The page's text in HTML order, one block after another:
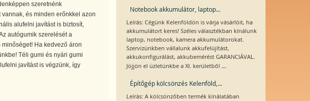
szeretnénk
és minden erőnkkel azon
alufelni javítást is biztosít,
autógumik szerelését a
Ha kedvező áron
Téli gumi és nyári gumi
javítást is végzünk, így
Notebook akkumulátor, laptop...
Leírás: Cégünk Kelenföldön is várja vásárlóit, ha
akkumulátort keres! Széles választékban kínálunk
laptop, notebook, kamera akkumulátorokat.
Szervizünkben vállalunk akkufelújítást,
akkukonfigurálást, akkubemérést GARANCIÁVAL.
Jöjjön el üzletünkbe a XI. kerületből ...
Építőgép kölcsönzés Kelenföld,...
Leírás: A kölcsönzőben termék kínálatában